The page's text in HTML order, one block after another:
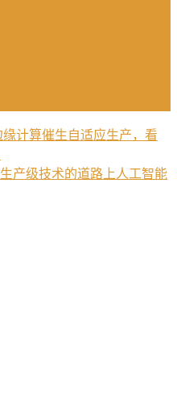
计算催生自适应生产，看
产级技术的道路上人工智能